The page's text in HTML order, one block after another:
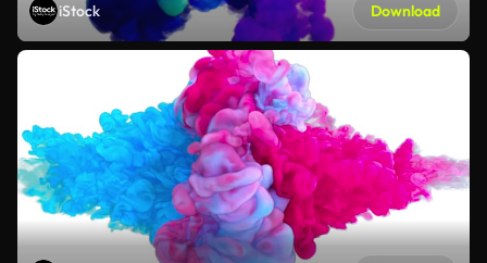
iStock Download